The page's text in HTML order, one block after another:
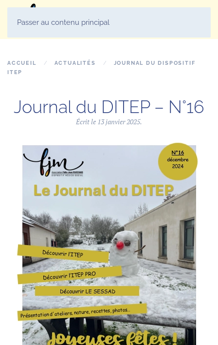
Passer au contenu principal
ACCUEIL ACTUALITÉS
JOURNAL DU DISPOSITIF
ITEP
Journal du DITEP – N°16
Écrit le 13 janvier 2025.